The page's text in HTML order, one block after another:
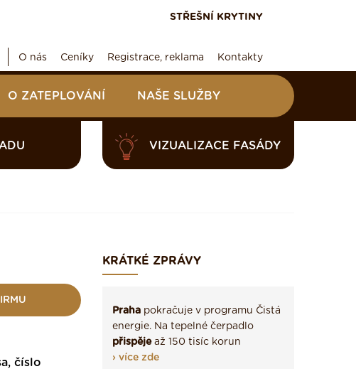
STŘEŠNÍ KRYTINY
O nás Ceníky Registrace, reklama Kontakty
O ZATEPLOVÁNÍ NAŠE SLUŽBY
VIZUALIZACE FASÁDY
číslo
KRÁTKÉ ZPRÁVY
Praha pokračuje v programu Čistá
energie. Na tepelné čerpadlo
přispějeaž 150 tisíc korun
› více zde